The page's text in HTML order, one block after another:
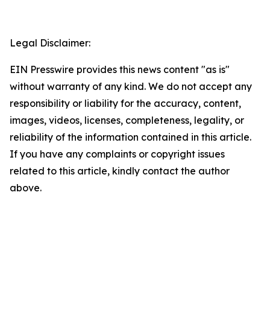
Legal Disclaimer:
EIN Presswire provides this news content "as is"
without warranty of any kind. We do not accept any
responsibility or liability for the accuracy, content,
images, videos, licenses, completeness, legality, or
reliability of the information contained in this article.
If you have any complaints or copyright issues
related to this article, kindly contact the author
above.